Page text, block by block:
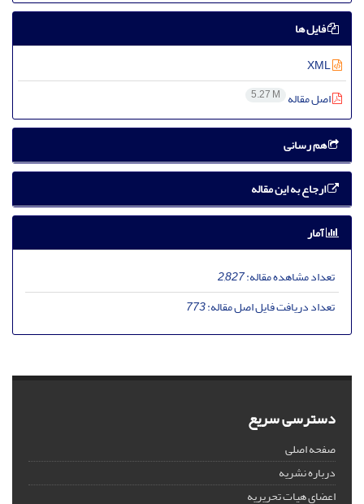
فایل ها
اصل مقاله 5.27 M
هم رسانی
ارجاع به این مقاله
آمار
تعداد مشاهده مقاله:2,827
تعداد دریافت فایل اصل مقاله:773
دسترسی سریع
صفحه اصلی
درباره نشریه
اعضای هیات تحریریه